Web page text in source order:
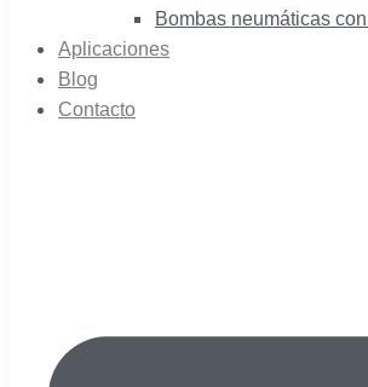
Bombas neumáticas
Aplicaciones
Blog
Contacto